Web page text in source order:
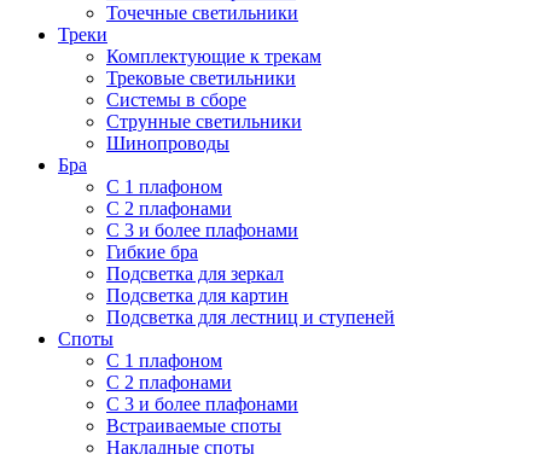
Точечные светильники
Треки
Комплектующие к трекам
Трековые светильники
Системы в сборе
Струнные светильники
Шинопроводы
Бра
С 1 плафоном
С 2 плафонами
С 3 и более плафонами
Гибкие бра
Подсветка для зеркал
Подсветка для картин
Подсветка для лестниц и ступеней
Споты
С 1 плафоном
С 2 плафонами
С 3 и более плафонами
Встраиваемые споты
Накладные споты